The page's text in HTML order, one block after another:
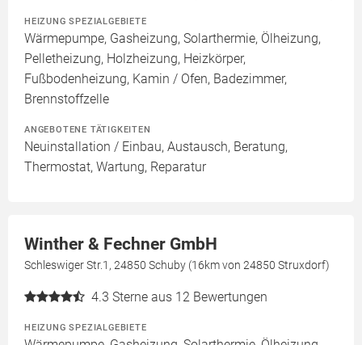
HEIZUNG SPEZIALGEBIETE
Wärmepumpe, Gasheizung, Solarthermie, Ölheizung,
Pelletheizung, Holzheizung, Heizkörper,
Fußbodenheizung, Kamin / Ofen, Badezimmer,
Brennstoffzelle
ANGEBOTENE TÄTIGKEITEN
Neuinstallation / Einbau, Austausch, Beratung,
Thermostat, Wartung, Reparatur
Winther & Fechner GmbH
Schleswiger Str.1, 24850 Schuby (16km von 24850 Struxdorf)
4.3 Sterne aus 12 Bewertungen
HEIZUNG SPEZIALGEBIETE